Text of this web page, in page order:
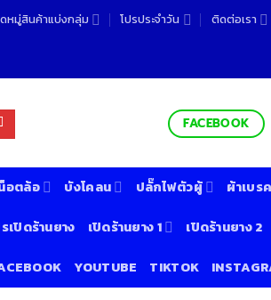
หมู่สินค้าแบ่งกลุ่ม โปรประจำวัน ติดต่อเรา
FACEBOOK
อตล้อ บังโคลน ปลั๊กไฟตัวผู้ ผ้าเบรค
เปิดร้านยาง เปิดร้านยาง 1 เปิดร้านยาง 2
YOUTUBE TIKTOK